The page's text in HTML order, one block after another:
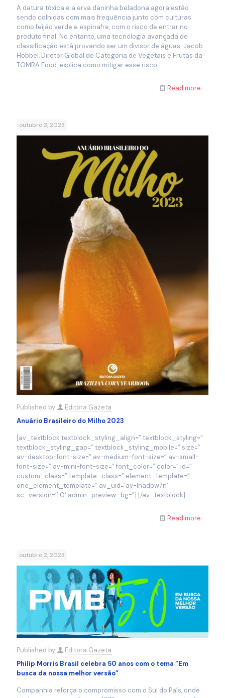
A datura tóxica e a erva daninha beladona agora estão
sendo colhidas com mais frequência junto com culturas
como feijão verde e espinafre, com o risco de entrar no
produto final. No entanto, uma tecnologia avançada de
classificação está provando ser um divisor de águas. Jacob
Hobbel, Diretor Global de Categoria de Vegetais e Frutas da
TOMRA Food, explica como mitigar esse risco.
Read more
outubro 3, 2023
Published by
Editora Gazeta
Anuário Brasileiro do Milho 2023
[av_textblock textblock_styling_align=” textblock_styling=”
textblock_styling_gap=” textblock_styling_mobile=” size=”
av-desktop-font-size=” av-medium-font-size=” av-small-
font-size=” av-mini-font-size=” font_color=” color=” id=”
custom_class=” template_class=” element_template=”
one_element_template=” av_uid=’av-lnadpw7n’
sc_version=’1.0′ admin_preview_bg=”] [/av_textblock]
Read more
outubro 2, 2023
Published by
Editora Gazeta
Philip Morris Brasil celebra 50 anos com o tema “Em
busca da nossa melhor versão”
Companhia reforça o compromisso com o Sul do País, onde